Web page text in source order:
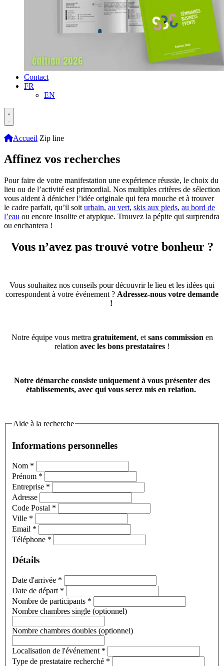
Contact
FR
EN
Accueil Zip line
Affinez vos recherches
Pour faire de votre manifestation une expérience réussie, le choix du
lieu ou de l’activité est primordial. Nos multiples critères de sélection
vous aident à dénicher l’idée originale qui fera mouche et à trouver
le cadre parfait, qu’il soit urbain, au vert, skis aux pieds, au bord de
l’eau ou encore insolite et atypique. Trouvez la pépite qui surprendra
ou enchantera !
Vous n’avez pas trouvé votre bonheur ?
Vous souhaitez nos conseils pour découvrir le lieu et les idées qui
correspondent à votre événement ? Adressez-nous votre demande
!
Notre équipe vous mettra gratuitement, et sans commission en
relation avec les bons prestataires !
Notre démarche consiste uniquement à vous présenter des
établissements, avec qui vous serez mis en relation.
Aide à la recherche
Informations personnelles
Nom *
Prénom *
Entreprise *
Adresse
Code Postal *
Ville *
Email *
Téléphone *
Détails
Date d'arrivée *
Date de départ *
Nombre de participants *
Nombre chambres single (optionnel)
Nombre chambres doubles (optionnel)
Localisation de l'événement *
Type de prestataire recherché *